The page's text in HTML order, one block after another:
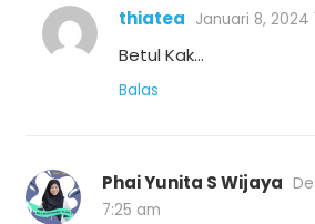
thiatea Januari 8, 2024
Betul Kak…
Balas
Phai Yunita S Wijaya
7:25 am